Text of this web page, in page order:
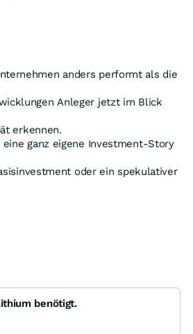
anders performt als die
Anleger jetzt im Blick
erkennen.
ganz eigene Investment-Story
oder ein spekulativer
benötigt.